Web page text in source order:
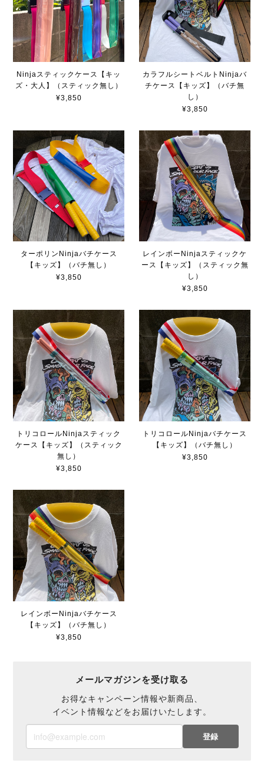
Ninjaスティックケース【キッ
ズ・大人】（スティック無し）
¥3,850
カラフルシートベルトNinjaバ
チケース【キッズ】（バチ無
し）
¥3,850
ターポリンNinjaバチケース
【キッズ】（バチ無し）
¥3,850
レインボーNinjaスティックケ
ース【キッズ】（スティック無
し）
¥3,850
トリコロールNinjaスティック
ケース【キッズ】（スティック
無し）
¥3,850
トリコロールNinjaバチケース
【キッズ】（バチ無し）
¥3,850
レインボーNinjaバチケース
【キッズ】（バチ無し）
¥3,850
メールマガジンを受け取る
お得なキャンペーン情報や新商品、
イベント情報などをお届けいたします。
登録